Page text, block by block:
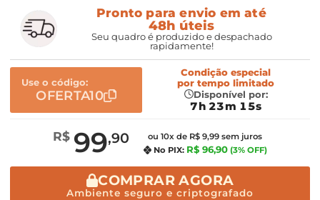
Pronto para envio em até
48h úteis
Seu quadro é produzido e despachado
rapidamente!
Use o código:
OFERTA10
Condição especial
por tempo limitado
Disponível por:
7h 23m 14s
R$ 99,90
ou 10x de R$ 9,99 sem juros
No PIX: R$ 96,90 (3% OFF)
COMPRAR AGORA
Ambiente seguro e criptografado